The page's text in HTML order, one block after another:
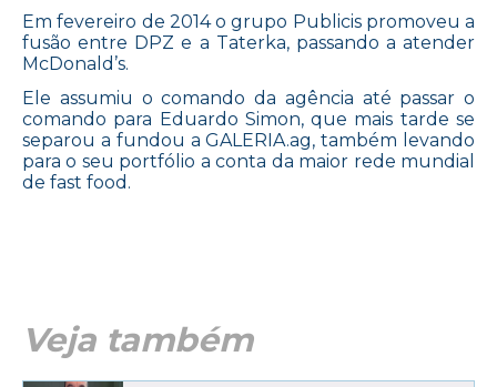
Em fevereiro de 2014 o grupo Publicis promoveu a
fusão entre DPZ e a Taterka, passando a atender
McDonald’s.
Ele assumiu o comando da agência até passar o
comando para Eduardo Simon, que mais tarde se
separou a fundou a GALERIA.ag, também levando
para o seu portfólio a conta da maior rede mundial
de fast food.
Veja também